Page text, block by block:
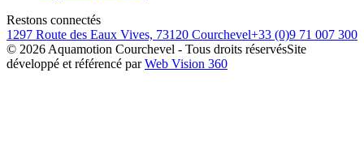
Restons connectés
1297 Route des Eaux Vives, 73120 Courchevel+33 (0)9 71 007 300
© 2026 Aquamotion Courchevel - Tous droits réservésSite
développé et référencé par Web Vision 360